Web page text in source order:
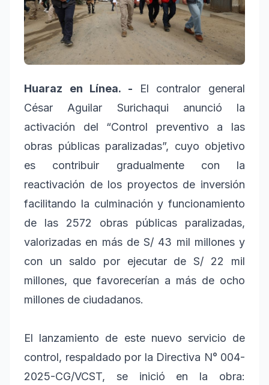
Huaraz en Línea. -
El contralor general
César Aguilar Surichaqui anunció la
activación del “Control preventivo a las
obras públicas paralizadas”, cuyo objetivo
es contribuir gradualmente con la
reactivación de los proyectos de inversión
facilitando la culminación y funcionamiento
de las 2572 obras públicas paralizadas,
valorizadas en más de S/ 43 mil millones y
con un saldo por ejecutar de S/ 22 mil
millones, que favorecerían a más de ocho
millones de ciudadanos.
El lanzamiento de este nuevo servicio de
control, respaldado por la Directiva N° 004-
2025-CG/VCST, se inició en la obra: